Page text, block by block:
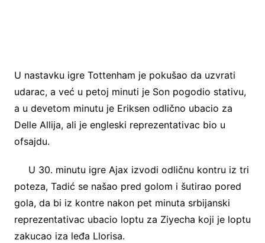
U nastavku igre Tottenham je pokušao da uzvrati
udarac, a već u petoj minuti je Son pogodio stativu,
a u devetom minutu je Eriksen odlično ubacio za
Delle Allija, ali je engleski reprezentativac bio u
ofsajdu.
U 30. minutu igre Ajax izvodi odličnu kontru iz tri
poteza, Tadić se našao pred golom i šutirao pored
gola, da bi iz kontre nakon pet minuta srbijanski
reprezentativac ubacio loptu za Ziyecha koji je loptu
zakucao iza leđa Llorisa.